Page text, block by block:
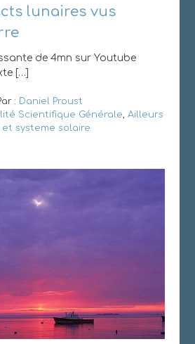
lunaires vus
de 4mn sur Youtube
[…]
: Daniel Proust
Scientifique Générale Ailleurs
et systeme solaire